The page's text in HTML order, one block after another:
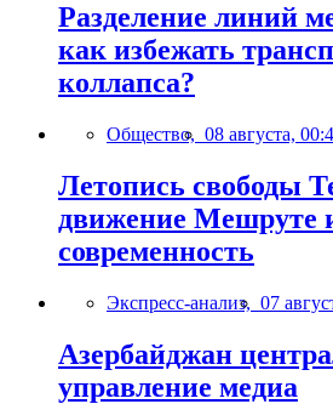
Разделение линий
как избежать
коллапса?
Общество, 08 августа,
Летопись свободы
движение Мешруте
современность
Экспресс-анализ, 07
Азербайджан
управление медиа